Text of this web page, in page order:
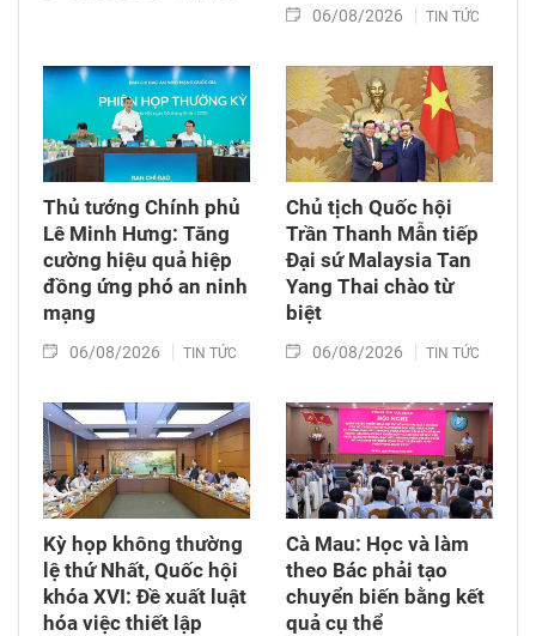
06/08/2026 TIN TỨC
Thủ tướng Chính phủ
Lê Minh Hưng: Tăng
cường hiệu quả hiệp
đồng ứng phó an ninh
mạng
06/08/2026 TIN TỨC
Chủ tịch Quốc hội
Trần Thanh Mẫn tiếp
Đại sứ Malaysia Tan
Yang Thai chào từ
biệt
06/08/2026 TIN TỨC
Kỳ họp không thường
lệ thứ Nhất, Quốc hội
khóa XVI: Đề xuất luật
hóa việc thiết lập
Cà Mau: Học và làm
theo Bác phải tạo
chuyển biến bằng kết
quả cụ thể